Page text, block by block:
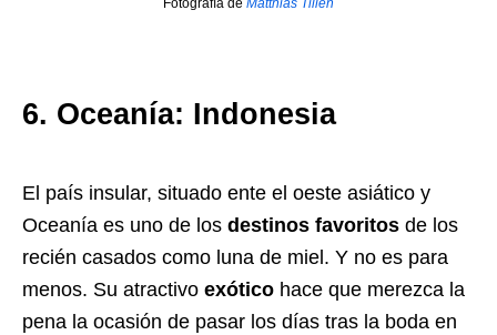
Fotografía de Matthias Tillen
6. Oceanía: Indonesia
El país insular, situado ente el oeste asiático y
Oceanía es uno de los destinos favoritos de los
recién casados como luna de miel. Y no es para
menos. Su atractivo exótico hace que merezca la
pena la ocasión de pasar los días tras la boda en